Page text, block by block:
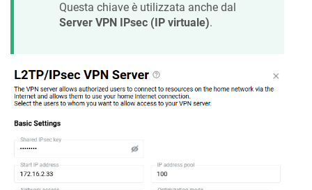
Questa chiave è utilizzata anche dal
Server VPN IPsec (IP virtuale).